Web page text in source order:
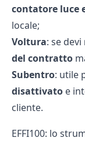
contatore luce
locale;
Voltura: se
del contratto
Subentro: utile
disattivato e
cliente.
EFFI100: lo